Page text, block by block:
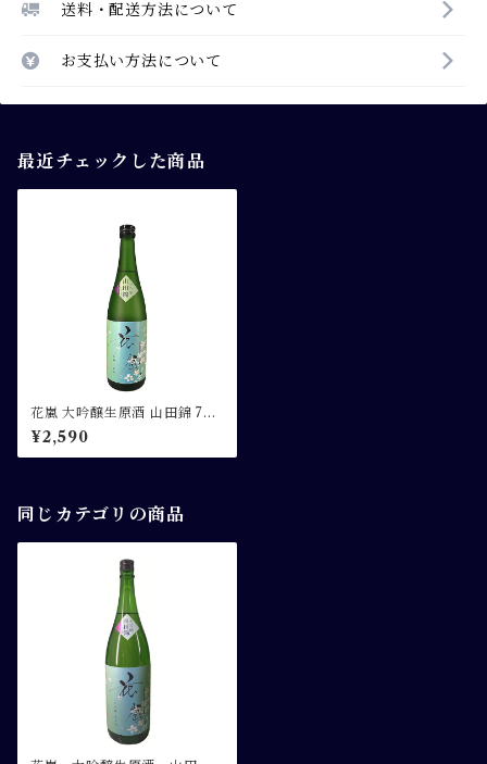
送料・配送方法について
お支払い方法について
最近チェックした商品
花嵐 大吟醸生原酒 山田錦 720
ML
¥2,590
同じカテゴリの商品